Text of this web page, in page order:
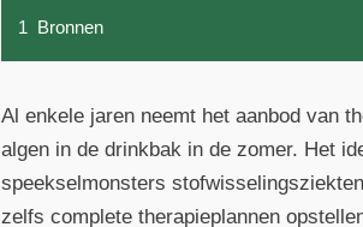
1 Bronnen
Al enkele jaren neemt het aanbod van
algen in de drinkbak in de zomer. Het
speekselmonsters
zelfs complete therapieplannen